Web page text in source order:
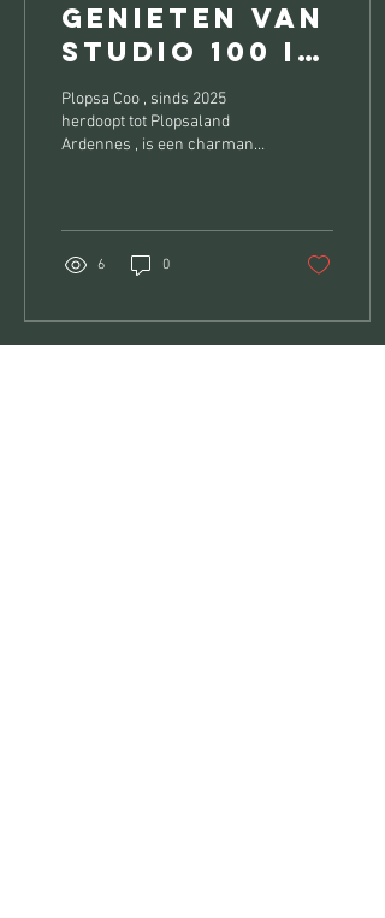
Genieten van
Studio 100 in
de Ardennen!
Plopsa Coo , sinds 2025
herdoopt tot Plopsaland
Ardennes , is een charmant
6 0